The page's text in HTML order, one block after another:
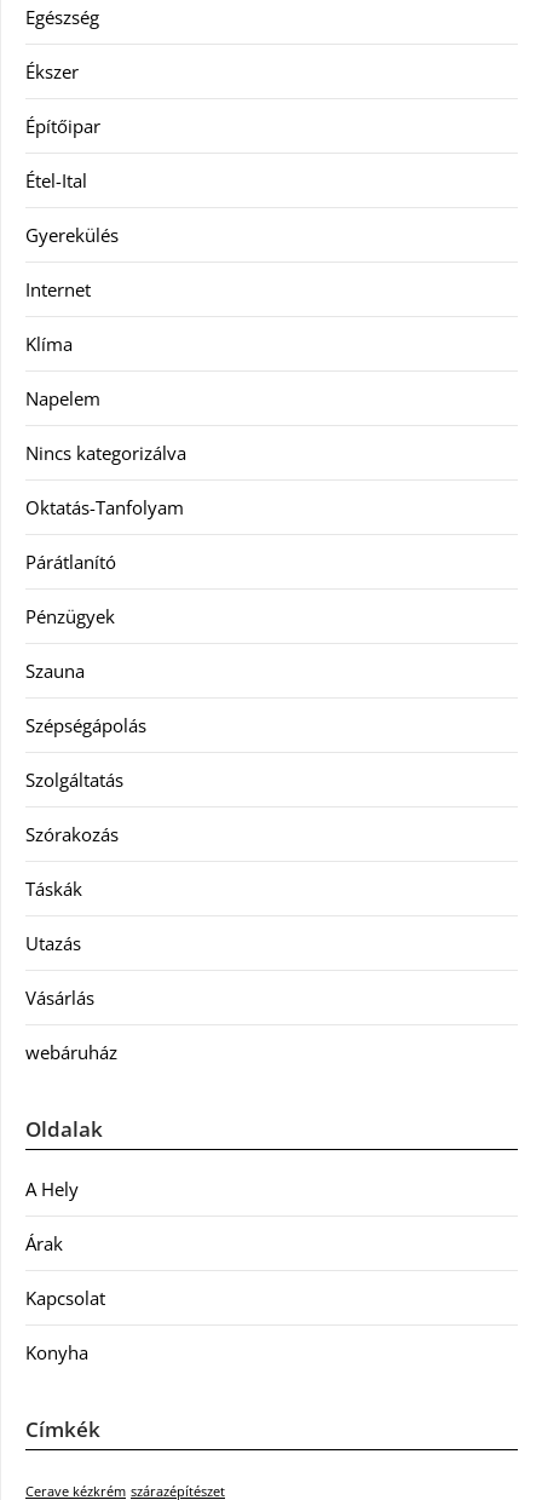
Egészség
Ékszer
Építőipar
Étel-Ital
Gyerekülés
Internet
Klíma
Napelem
Nincs kategorizálva
Oktatás-Tanfolyam
Párátlanító
Pénzügyek
Szauna
Szépségápolás
Szolgáltatás
Szórakozás
Táskák
Utazás
Vásárlás
webáruház
Oldalak
A Hely
Árak
Kapcsolat
Konyha
Címkék
Cerave kézkrém szárazépítészet